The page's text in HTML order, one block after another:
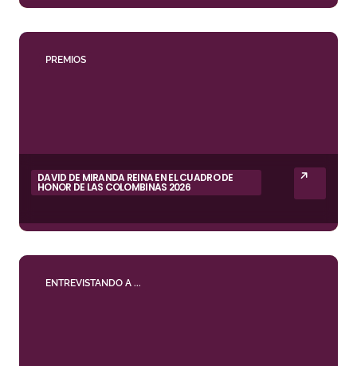
PREMIOS
DAVID DE MIRANDA REINA EN EL CUADRO DE
HONOR DE LAS COLOMBINAS 2026
ENTREVISTANDO A ...